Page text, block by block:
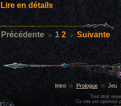
Lire en détails
Précédente 1 2 Suivante
Intro Prologue Jeu
Tout droit
Ce site est optimisé